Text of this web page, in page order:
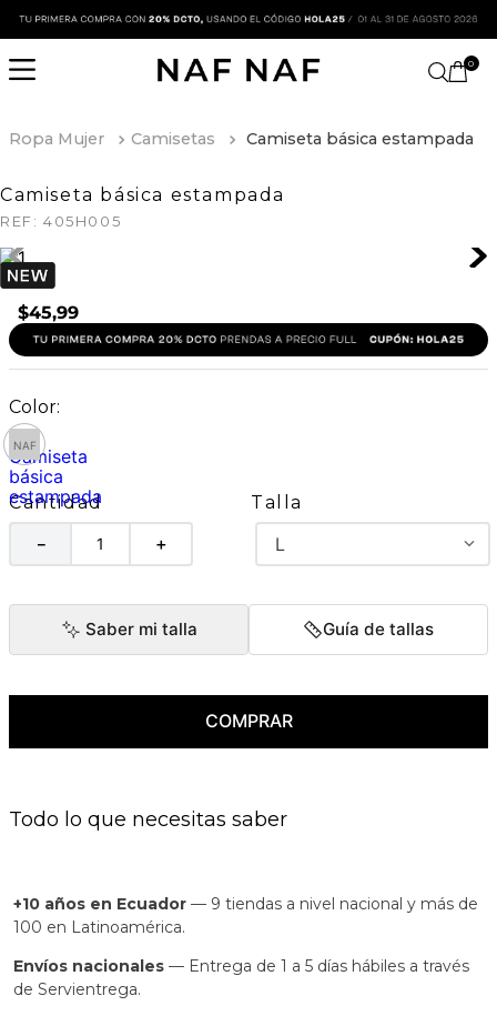
0
Ropa Mujer Camisetas Camiseta básica estampada
Camiseta básica estampada
REF: 405H005
$45,99
Cantidad
＋
－
Talla
L
Saber mi talla Guía de tallas
COMPRAR
Todo lo que necesitas saber
+10 años en Ecuador — 9 tiendas a nivel nacional y más de
100 en Latinoamérica.
Envíos nacionales — Entrega de 1 a 5 días hábiles a través
de Servientrega.